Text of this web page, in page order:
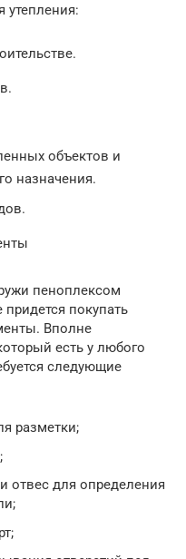
утепления:
объектов и
назначения.
пеноплексом
покупать
Вполне
есть у любого
следующие
разметки;
отвес для определения